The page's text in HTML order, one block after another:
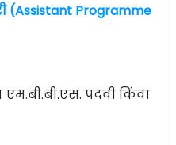
(Assistant Programme
एम.बी.बी.एस. पदवी किंवा